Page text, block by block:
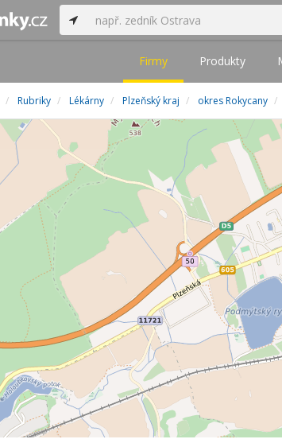
Firmy Produkty
Rubriky Lékárny Plzeňský kraj okres Rokycany